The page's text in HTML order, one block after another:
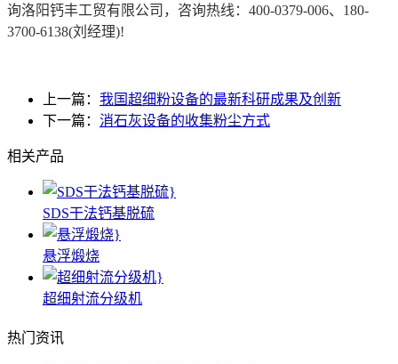
询洛阳钙丰工贸有限公司，咨询热线：400-0379-006、180-
3700-6138(刘经理)!
上一篇： 我国超细粉设备的最新科研成果及创新
下一篇： 消石灰设备的收集粉尘方式
相关产品
SDS干法钙基脱硫
悬浮煅烧
超细射流分级机
热门资讯